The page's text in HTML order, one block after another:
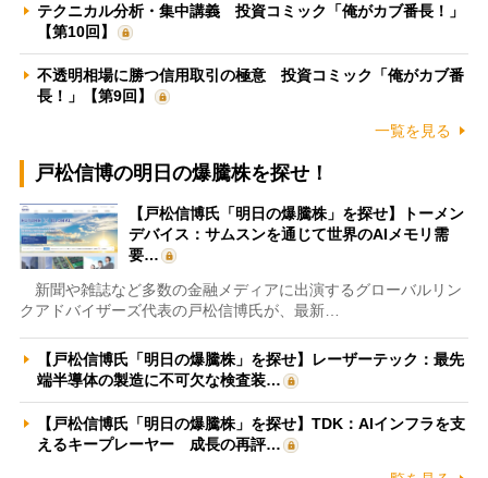
テクニカル分析・集中講義 投資コミック「俺がカブ番長！」
【第10回】
不透明相場に勝つ信用取引の極意 投資コミック「俺がカブ番
長！」【第9回】
一覧を見る
戸松信博の明日の爆騰株を探せ！
【戸松信博氏「明日の爆騰株」を探せ】トーメン
デバイス：サムスンを通じて世界のAIメモリ需
要…
新聞や雑誌など多数の金融メディアに出演するグローバルリン
クアドバイザーズ代表の戸松信博氏が、最新…
【戸松信博氏「明日の爆騰株」を探せ】レーザーテック：最先
端半導体の製造に不可欠な検査装…
【戸松信博氏「明日の爆騰株」を探せ】TDK：AIインフラを支
えるキープレーヤー 成長の再評…